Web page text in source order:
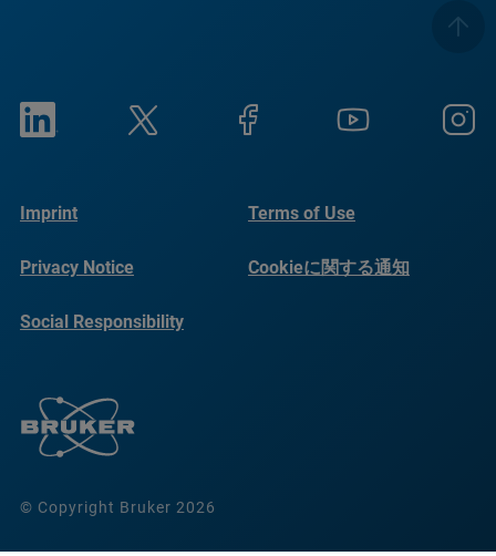
© Copyright Bruker 2026
Imprint Terms of Use
Privacy Notice Cookieに関する通知
Social Responsibility